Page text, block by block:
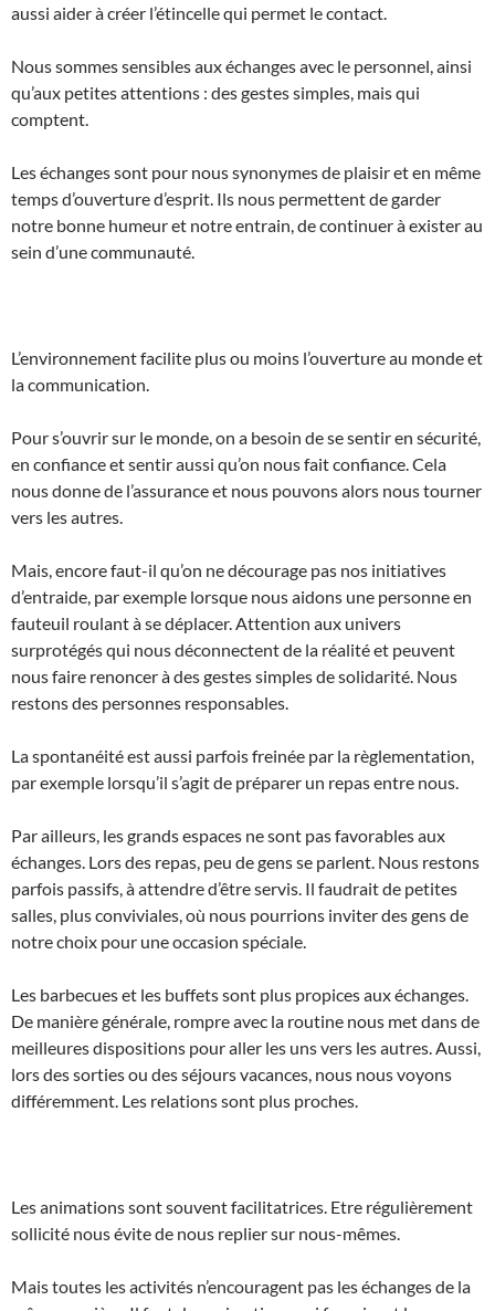
aussi aider à créer l’étincelle qui permet le contact.
Nous sommes sensibles aux échanges avec le personnel, ainsi
qu’aux petites attentions : des gestes simples, mais qui
comptent.
Les échanges sont pour nous synonymes de plaisir et en même
temps d’ouverture d’esprit. Ils nous permettent de garder
notre bonne humeur et notre entrain, de continuer à exister au
sein d’une communauté.
L’environnement facilite plus ou moins l’ouverture au monde et
la communication.
Pour s’ouvrir sur le monde, on a besoin de se sentir en sécurité,
en confiance et sentir aussi qu’on nous fait confiance. Cela
nous donne de l’assurance et nous pouvons alors nous tourner
vers les autres.
Mais, encore faut-il qu’on ne décourage pas nos initiatives
d’entraide, par exemple lorsque nous aidons une personne en
fauteuil roulant à se déplacer. Attention aux univers
surprotégés qui nous déconnectent de la réalité et peuvent
nous faire renoncer à des gestes simples de solidarité. Nous
restons des personnes responsables.
La spontanéité est aussi parfois freinée par la règlementation,
par exemple lorsqu’il s’agit de préparer un repas entre nous.
Par ailleurs, les grands espaces ne sont pas favorables aux
échanges. Lors des repas, peu de gens se parlent. Nous restons
parfois passifs, à attendre d’être servis. Il faudrait de petites
salles, plus conviviales, où nous pourrions inviter des gens de
notre choix pour une occasion spéciale.
Les barbecues et les buffets sont plus propices aux échanges.
De manière générale, rompre avec la routine nous met dans de
meilleures dispositions pour aller les uns vers les autres. Aussi,
lors des sorties ou des séjours vacances, nous nous voyons
différemment. Les relations sont plus proches.
Les animations sont souvent facilitatrices. Etre régulièrement
sollicité nous évite de nous replier sur nous-mêmes.
Mais toutes les activités n’encouragent pas les échanges de la